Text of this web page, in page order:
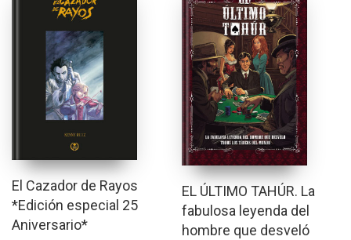
El Cazador de Rayos
*Edición especial 25
Aniversario*
EL ÚLTIMO TAHÚR. La
fabulosa leyenda del
hombre que desveló